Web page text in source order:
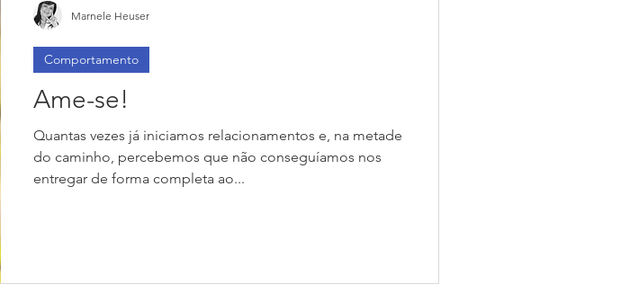
Ame-se!
Quantas vezes já iniciamos relacionamentos e, na metade
do caminho, percebemos que não conseguíamos nos
entregar de forma completa ao...
Comportamento
Marnele Heuser